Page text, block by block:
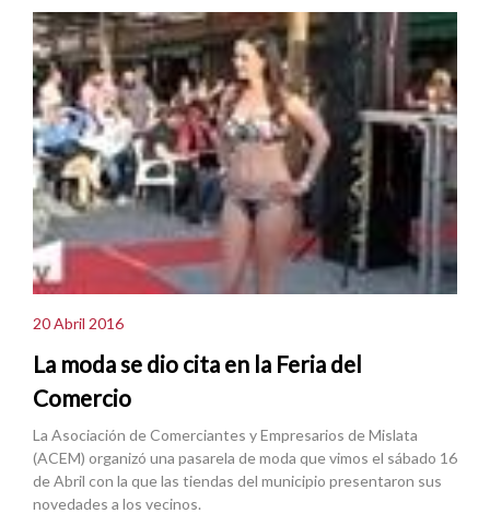
20 Abril 2016
La moda se dio cita en la Feria del
Comercio
La Asociación de Comerciantes y Empresarios de Mislata
(ACEM) organizó una pasarela de moda que vimos el sábado 16
de Abril con la que las tiendas del municipio presentaron sus
novedades a los vecinos.